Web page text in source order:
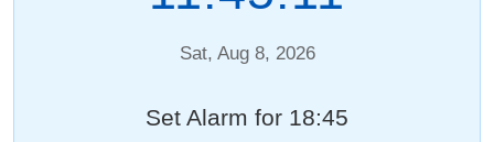
Sat, Aug 8, 2026
Set Alarm for 18:45